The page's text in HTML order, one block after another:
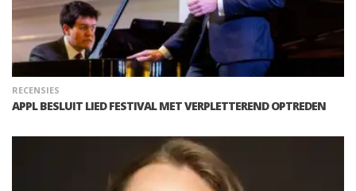
RECENSIES
APPL BESLUIT LIED FESTIVAL MET VERPLETTEREND OPTREDEN